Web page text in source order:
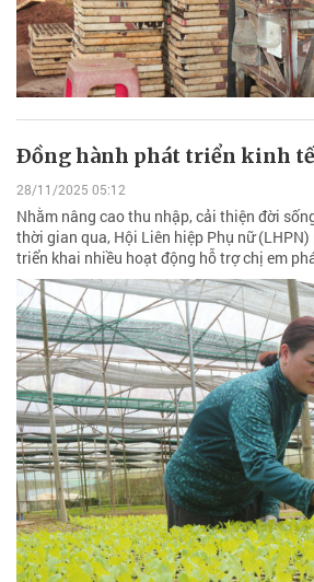
Ðồng hành phát triển kinh tế
28/11/2025 05:12
Nhằm nâng cao thu nhập, cải thiện đời
thời gian qua, Hội Liên hiệp Phụ nữ
triển khai nhiều hoạt động hỗ trợ chị em